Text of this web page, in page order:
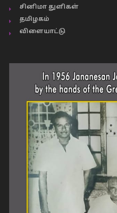
சினிமா துளிகள்
தமிழகம்
விளையாட்டு